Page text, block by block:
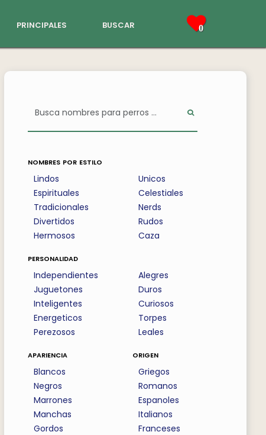
principales buscar 0
nombres por estilo
Lindos
Espirituales
Tradicionales
Divertidos
Hermosos
Unicos
Celestiales
Nerds
Rudos
Caza
personalidad
Independientes
Juguetones
Inteligentes
Energeticos
Perezosos
Alegres
Duros
Curiosos
Torpes
Leales
apariencia
Blancos
Negros
Marrones
Manchas
Gordos
origen
Griegos
Romanos
Espanoles
Italianos
Franceses